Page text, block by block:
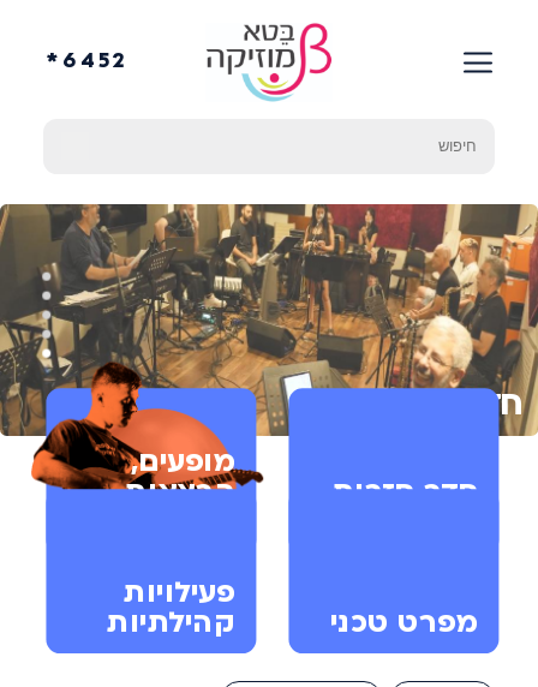
6452*
חזרה לאתר החברה
חדר חזרות
חדר חזרות
מופעים,
הרצאות
מפרט טכני
פעילויות
קהילתיות